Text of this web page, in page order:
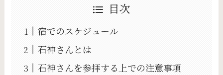
目次
宿でのスケジュール
石神さんとは
石神さんを参拝する上での注意事項